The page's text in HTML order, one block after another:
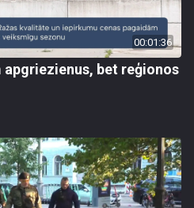
00:01:36
apgriezienus, bet reģionos